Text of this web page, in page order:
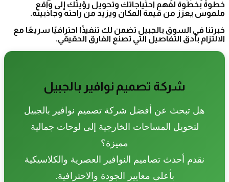
خطوة بخطوة لفهم احتياجاتك وتحويل رؤيتك إلى واقع
ملموس يعزز من قيمة المكان ويزيد من راحته وجاذبيته.
خبرتنا في السوق بالجبيل تضمن لك تنفيذًا احترافيًا سريعًا مع
الالتزام بأدق التفاصيل التي تصنع الفارق الحقيقي.
شركة تصميم نوافير بالجبيل
هل تبحث عن أفضل شركة تصميم نوافير بالجبيل
لتحويل المساحات الخارجية إلى لوحات جمالية
مميزة؟
نقدم أحدث تصاميم النوافير العصرية والكلاسيكية
بأعلى معايير الجودة والاحترافية.